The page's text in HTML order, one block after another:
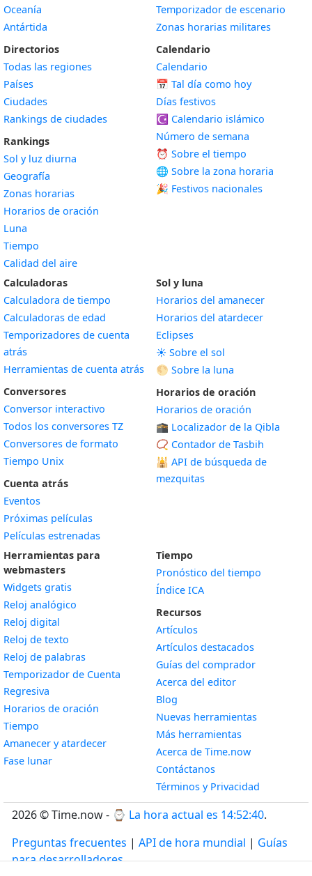
Oceanía
Antártida
Directorios
Todas las regiones
Países
Ciudades
Rankings de ciudades
Rankings
Sol y luz diurna
Geografía
Zonas horarias
Horarios de oración
Luna
Tiempo
Calidad del aire
Temporizador de escenario
Zonas horarias militares
Calendario
Calendario
📅 Tal día como hoy
Días festivos
☪️ Calendario islámico
Número de semana
⏰ Sobre el tiempo
🌐 Sobre la zona horaria
🎉 Festivos nacionales
Calculadoras
Calculadora de tiempo
Calculadoras de edad
Temporizadores de cuenta
atrás
Herramientas de cuenta atrás
Conversores
Conversor interactivo
Todos los conversores TZ
Conversores de formato
Tiempo Unix
Cuenta atrás
Eventos
Próximas películas
Películas estrenadas
Sol y luna
Horarios del amanecer
Horarios del atardecer
Eclipses
☀️ Sobre el sol
🌕 Sobre la luna
Horarios de oración
Horarios de oración
🕋 Localizador de la Qibla
📿 Contador de Tasbih
🕌 API de búsqueda de
mezquitas
Herramientas para
webmasters
Widgets gratis
Reloj analógico
Reloj digital
Reloj de texto
Reloj de palabras
Temporizador de Cuenta
Regresiva
Horarios de oración
Tiempo
Amanecer y atardecerWidget
Fase lunarWidget
Tiempo
Pronóstico del tiempo
Índice ICA
Recursos
Artículos
Artículos destacados
Guías del comprador
Acerca del editor
Blog
Nuevas herramientas
Más herramientas
Acerca de Time.now
Contáctanos
Términos y Privacidad
2026 © Time.now - ⌚ La hora actual es 14:52:41.
Preguntas frecuentes | API de hora mundial | Guías
para desarrolladores